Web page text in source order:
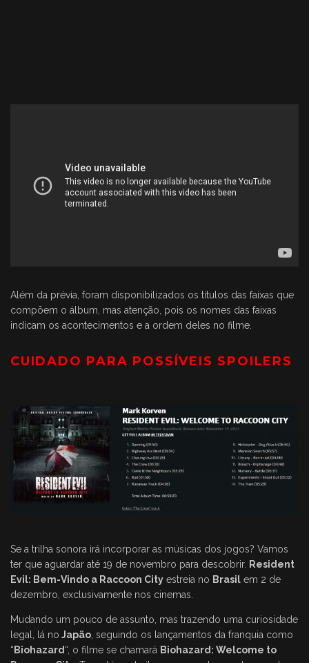
Além da prévia, foram disponibilizados os títulos das faixas que
compõem o álbum, mas atenção, pois os nomes das faixas
indicam os acontecimentos e a ordem deles no filme.
CUIDADO PARA POSSÍVEIS SPOILERS
Se a trilha sonora irá incorporar as músicas dos jogos? Vamos
ter que aguardar até 19 de novembro para descobrir. Resident
Evil: Bem-Vindo a Raccoon City estreia no Brasil em 2 de
dezembro, exclusivamente nos cinemas.
Mudando um pouco de assunto, mas trazendo uma curiosidade
legal, lá no Japão , seguindo os lançamentos da franquia como
“ Biohazard “, o filme se chamará Biohazard: Welcome to